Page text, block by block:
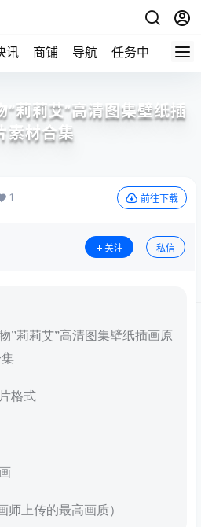
讯 商铺 导航 任务中心 帮助
”莉莉艾”高清图集壁纸插
素材合集
1 前往下载
关注 私信
”莉莉艾”高清图集壁纸插画原
格式
师上传的最高画质）